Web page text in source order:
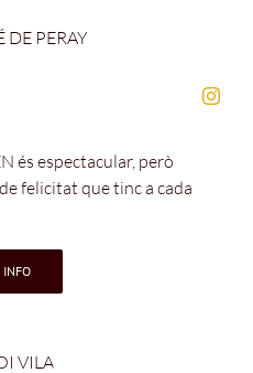
és espectacular, però
felicitat que tinc a cada
INFO